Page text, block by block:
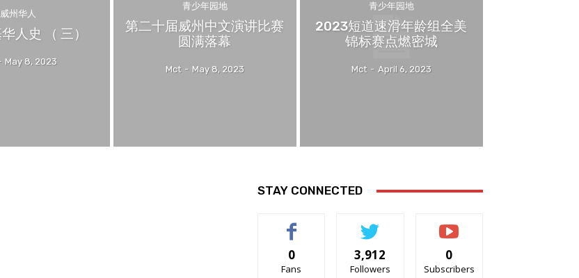
威州华人
人史 （ 三）
May 8, 2023
青少年园地
第二十届威州中文演讲比赛
圆满落幕
Mct - May 8, 2023
青少年园地
2023短道速滑年龄组全美
锦标赛点燃密城
Mct - April 6, 2023
STAY CONNECTED
0
Fans
3,912
Followers
0
Subscribers